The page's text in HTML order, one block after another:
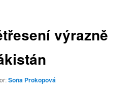
výrazně
Soňa Prokopová